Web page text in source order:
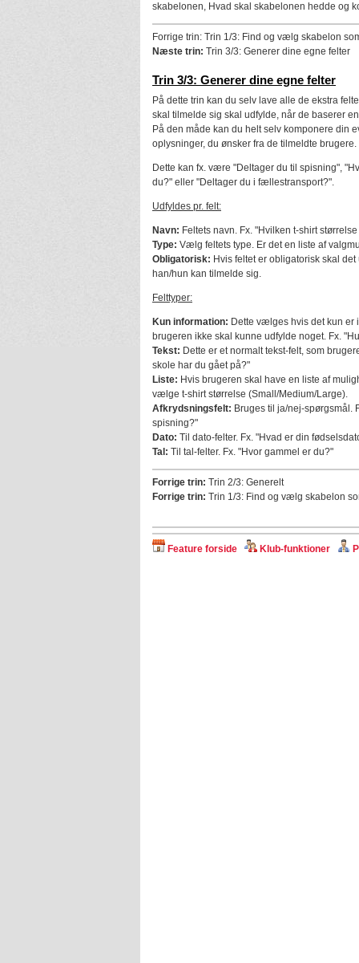
skabelonen, Hvad skal skabelonen hedde og
Forrige trin: Trin 1/3: Find og vælg skabelon
Næste trin: Trin 3/3: Generer dine egne felter
Trin 3/3: Generer dine egne felter
På dette trin kan du selv lave alle de ekstra
skal tilmelde sig skal udfylde, når de baserer
På den måde kan du helt selv komponere din
oplysninger, du ønsker fra de tilmeldte brugere.
Dette kan fx. være "Deltager du til spisning",
du?" eller "Deltager du i fællestransport?".
Udfyldes pr. felt:
Navn: Feltets navn. Fx. "Hvilken t-shirt
Type: Vælg feltets type. Er det en liste af
Obligatorisk: Hvis feltet er obligatorisk skal
han/hun kan tilmelde sig.
Felttyper:
Kun information: Dette vælges hvis det kun er
brugeren ikke skal kunne udfylde noget. Fx.
Tekst: Dette er et normalt tekst-felt, som
skole har du gået på?"
Liste: Hvis brugeren skal have en liste af
vælge t-shirt størrelse (Small/Medium/Large).
Afkrydsningsfelt: Bruges til ja/nej-spørgsmål.
spisning?"
Dato: Til dato-felter. Fx. "Hvad er din
Tal: Til tal-felter. Fx. "Hvor gammel er du?"
Forrige trin: Trin 2/3: Generelt
Forrige trin: Trin 1/3: Find og vælg skabelon
Feature forside Klub-funktioner